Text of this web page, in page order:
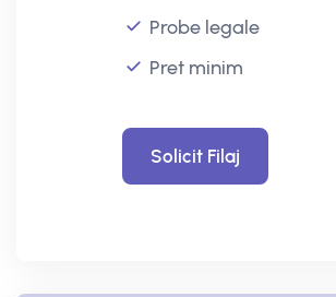
Probe legale
Pret minim
Solicit Filaj